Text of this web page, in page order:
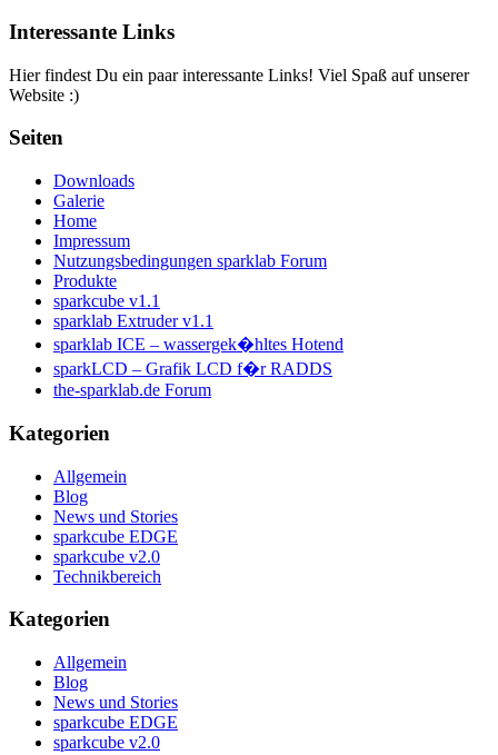
Interessante Links
Hier findest Du ein paar interessante Links! Viel Spaß auf unserer
Website :)
Seiten
Downloads
Galerie
Home
Impressum
Nutzungsbedingungen sparklab Forum
Produkte
sparkcube v1.1
sparklab Extruder v1.1
sparklab ICE – wassergek�hltes Hotend
sparkLCD – Grafik LCD f�r RADDS
the-sparklab.de Forum
Kategorien
Allgemein
Blog
News und Stories
sparkcube EDGE
sparkcube v2.0
Technikbereich
Kategorien
Allgemein
Blog
News und Stories
sparkcube EDGE
sparkcube v2.0